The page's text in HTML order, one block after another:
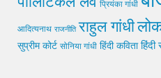
प्रियंका गांधी
आदित्यनाथ राजनीति राहुल गांधी
सुप्रीम कोर्ट सोनिया गांधी हिंदी कविता हिंदी